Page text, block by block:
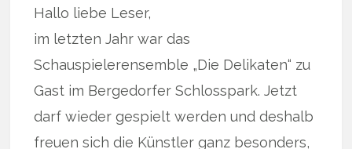
Hallo liebe Leser,
im letzten Jahr war das
Schauspielerensemble „Die Delikaten“ zu
Gast im Bergedorfer Schlosspark. Jetzt
darf wieder gespielt werden und deshalb
freuen sich die Künstler ganz besonders,